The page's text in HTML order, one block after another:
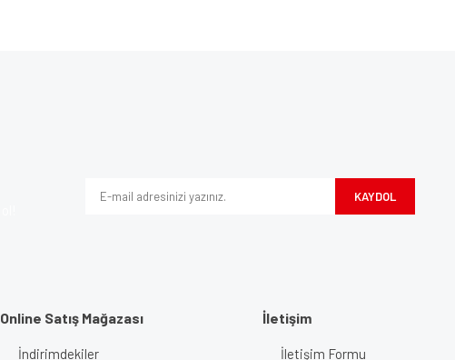
KAYDOL
Online Satış Mağazası
İndirimdekiler
İletişim
İletişim Formu